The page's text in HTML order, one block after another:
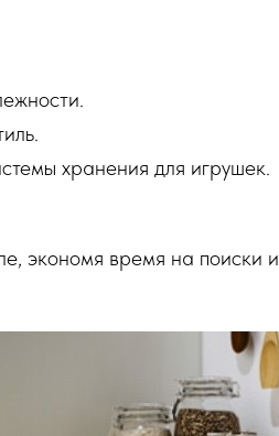
хранения для игрушек.
экономя время на поиски и